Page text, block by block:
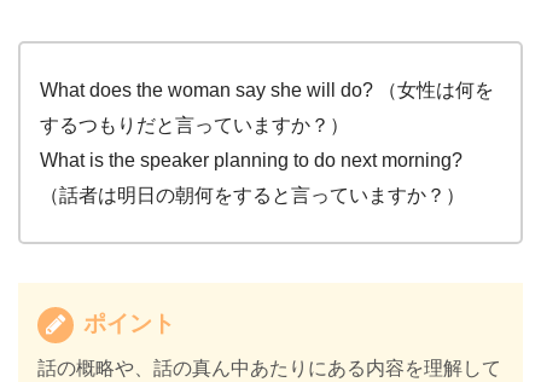
What does the woman say she will do? （女性は何を
するつもりだと言っていますか？）
What is the speaker planning to do next morning?
（話者は明日の朝何をすると言っていますか？）
ポイント
話の概略や、話の真ん中あたりにある内容を理解して